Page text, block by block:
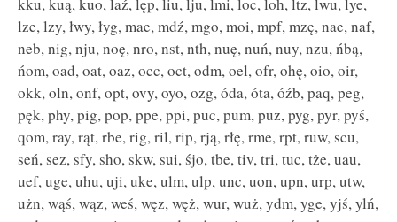
kku, kuą, kuo, laź, lęp, liu, lju, lmi, loc, loh, ltz, lwu, lye,
lze, lzy, łwy, łyg, mae, mdź, mgo, moi, mpf, mzę, nae, naf,
neb, nig, nju, noę, nro, nst, nth, nuę, nuń, nuy, nzu, ńbą,
ńom, oad, oat, oaz, occ, oct, odm, oel, ofr, ohę, oio, oir,
okk, oln, onf, opt, ovy, oyo, ozg, óda, óta, óźb, paq, peg,
pęk, phy, pig, pop, ppe, ppi, puc, pum, puz, pyg, pyr, pyś,
qom, ray, rąt, rbe, rig, ril, rip, rją, rłę, rme, rpt, ruw, scu,
seń, sez, sfy, sho, skw, sui, śjo, tbe, tiv, tri, tuc, tże, uau,
uef, uge, uhu, uji, uke, ulm, ulp, unc, uon, upn, urp, utw,
użn, wąś, wąz, weś, węz, węż, wur, wuż, ydm, yge, yjś, ylń,